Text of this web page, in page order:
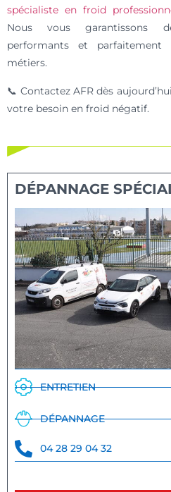
spécialiste en froid
Nous vous garantissons
performants et parfaitement
métiers.
📞 Contactez AFR dès
votre besoin en froid négatif.
DÉPANNAGE
ENTRETIEN
DÉPANNAGE
04 28 29 04 32